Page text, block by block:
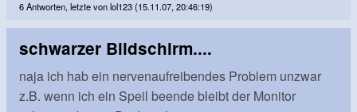
6 Antworten, letzte von lol123 (15.11.07, 20:46:19)
schwarzer Bildschirm....
naja ich hab ein nervenaufreibendes Problem unzwar
z.B. wenn ich ein Speil beende bleibt der Monitor